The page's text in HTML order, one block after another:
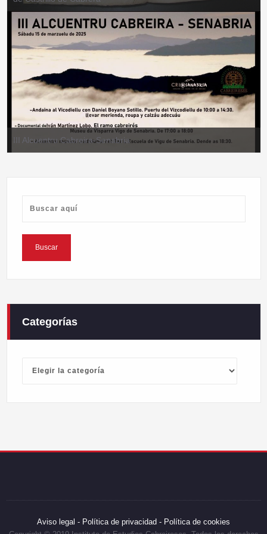
III Alcuentru Cabreira-Senabria
Categorías
Aviso legal - Política de privacidad - Política de cookies